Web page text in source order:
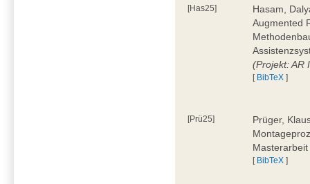
[Has25]
Hasam,
Augmented
(Projekt: AR
[ BibTeX ]
[Prü25]
Prüger,
[ BibTeX ]